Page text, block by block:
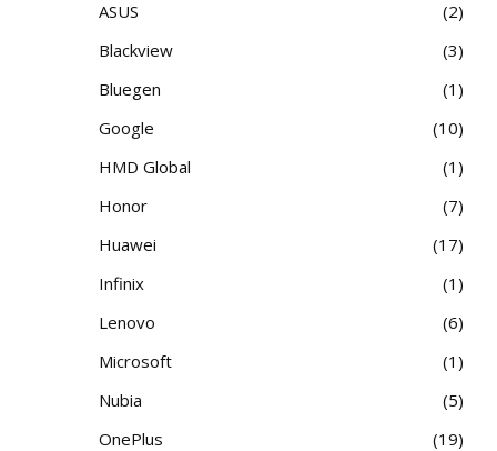
ASUS
2
Blackview
3
Bluegen
1
Google
10
HMD Global
1
Honor
7
Huawei
17
Infinix
1
Lenovo
6
Microsoft
1
Nubia
5
OnePlus
19